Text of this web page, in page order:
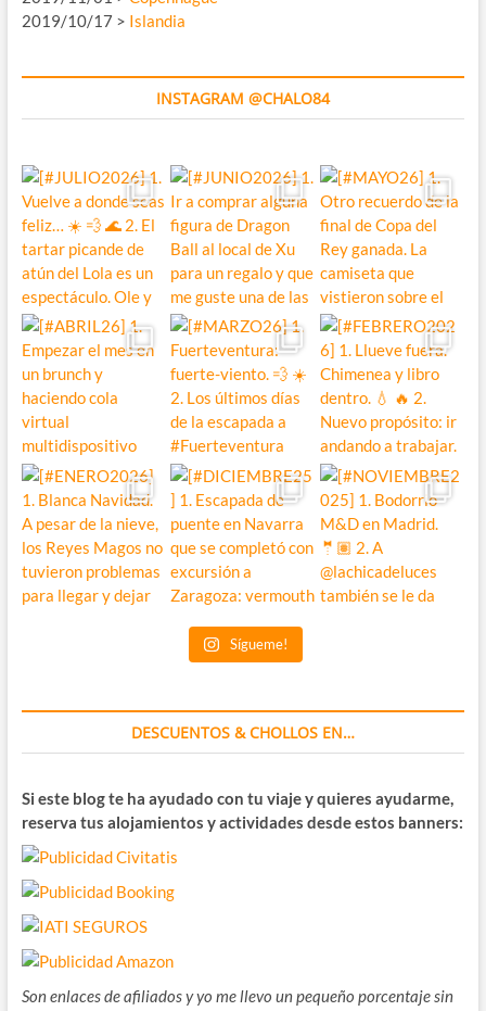
2019/10/17 > Islandia
INSTAGRAM @CHALO84
Sígueme!
DESCUENTOS & CHOLLOS EN…
Si este blog te ha ayudado con tu viaje y quieres ayudarme,
reserva tus alojamientos y actividades desde estos banners:
Son enlaces de afiliados y yo me llevo un pequeño porcentaje sin